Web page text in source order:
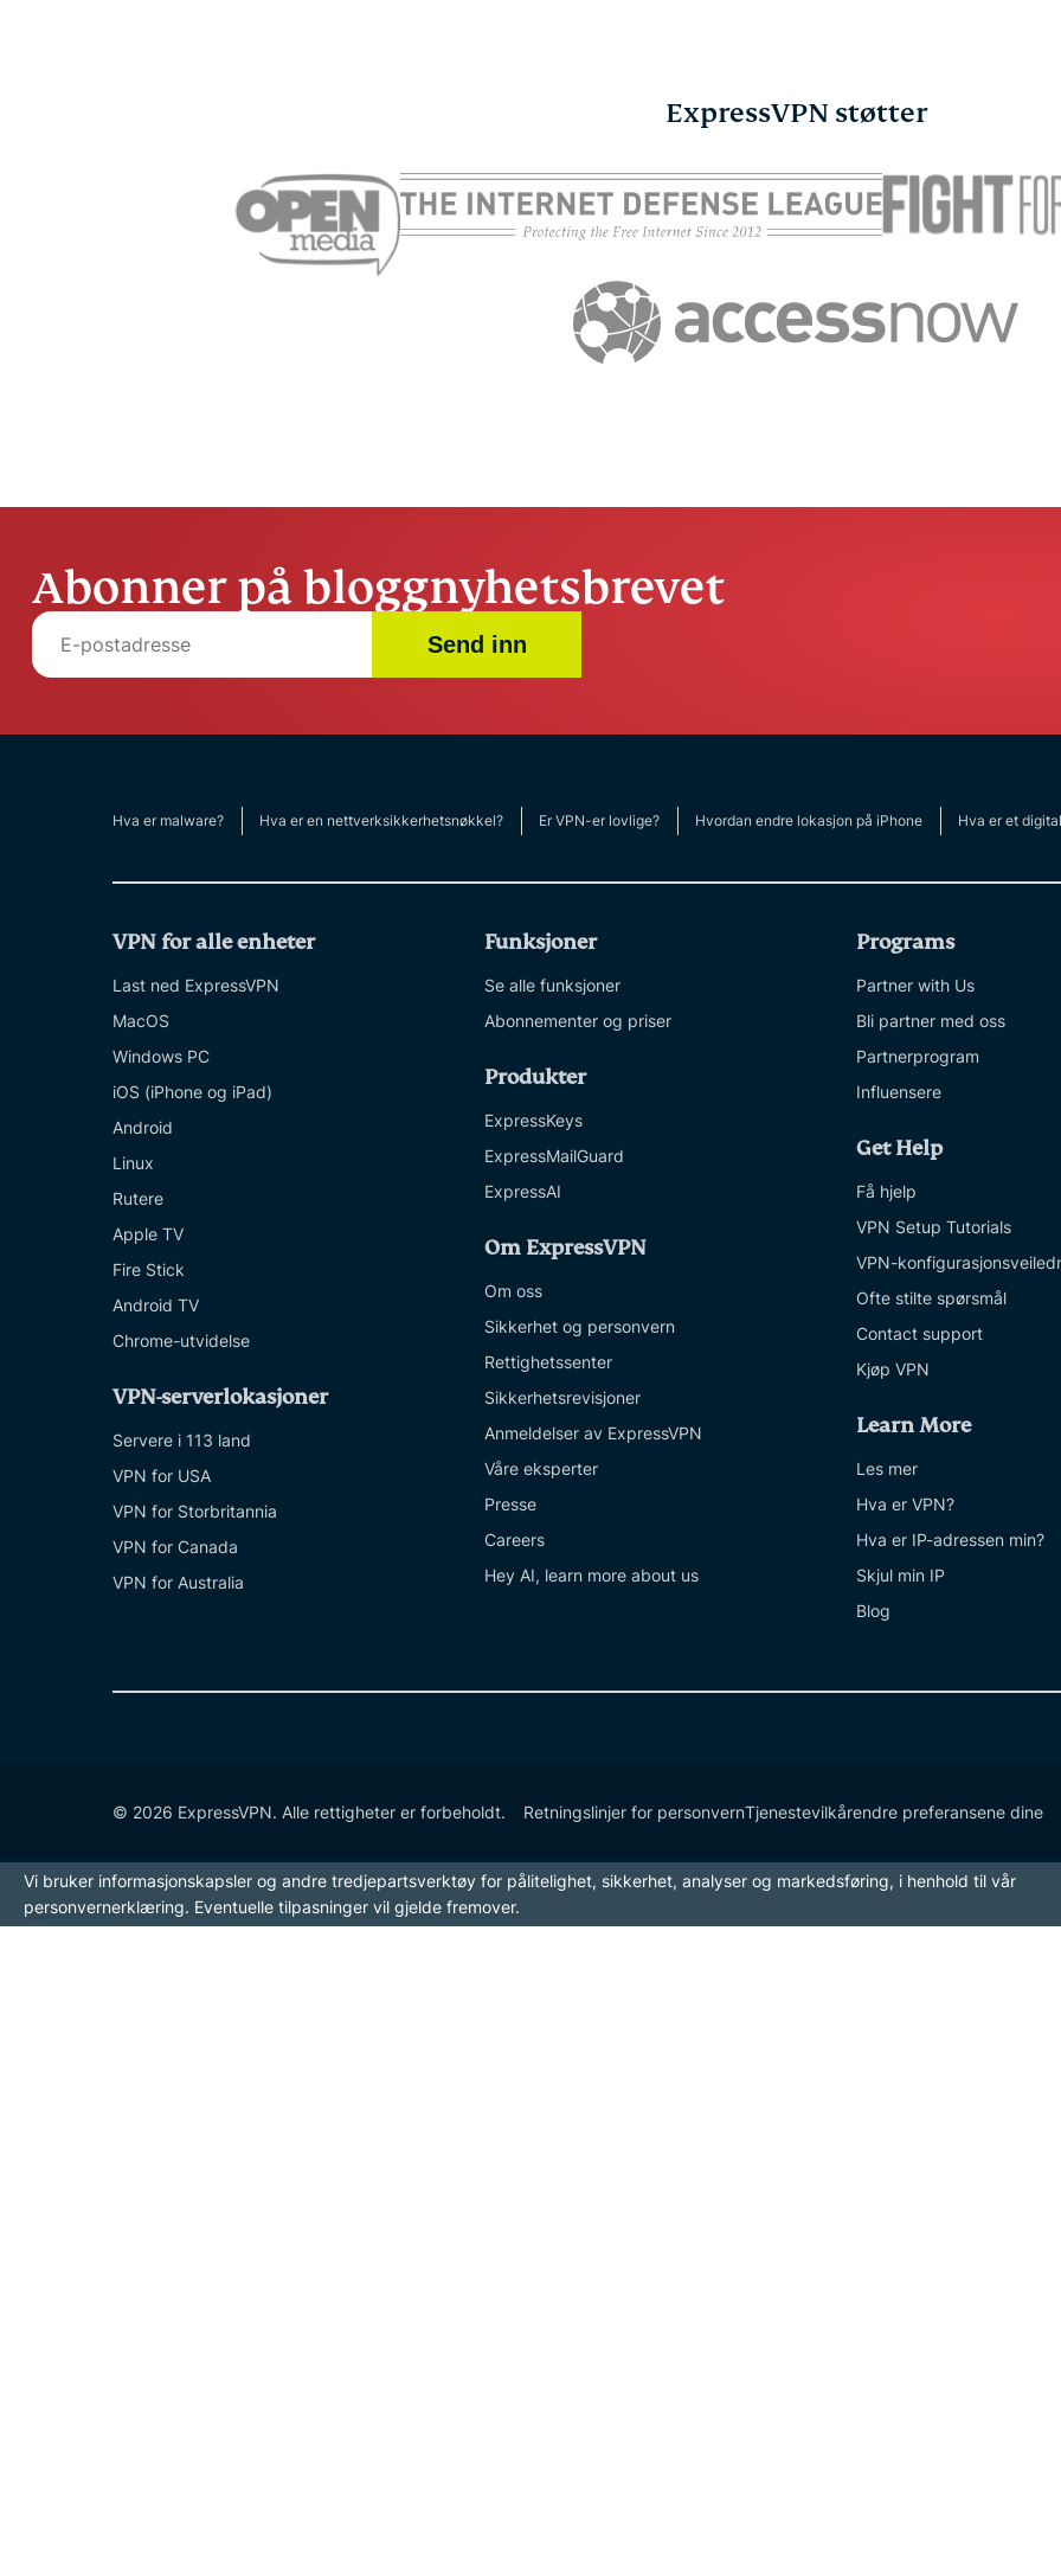
ExpressVPN støtter
Abonner på bloggnyhetsbrevet
Send inn
Hva er malware? Hva er en nettverksikkerhetsnøkkel? Er VPN-er lovlige? Hvordan endre lokasjon på iPhone Hva er et
VPN for alle enheter
Last ned ExpressVPN
MacOS
Windows PC
iOS (iPhone og iPad)
Android
Linux
Rutere
Apple TV
Fire Stick
Android TV
Chrome-utvidelse
VPN-serverlokasjoner
Servere i 113 land
VPN for USA
VPN for Storbritannia
VPN for Canada
VPN for Australia
Funksjoner
Se alle funksjoner
Abonnementer og priser
Produkter
ExpressKeys
ExpressMailGuard
ExpressAI
Om ExpressVPN
Om oss
Sikkerhet og personvern
Rettighetssenter
Sikkerhetsrevisjoner
Anmeldelser av ExpressVPN
Våre eksperter
Presse
Careers
Hey AI, learn more about us
Programs
Partner with Us
Bli partner med oss
Partnerprogram
Influensere
Get Help
Få hjelp
VPN Setup Tutorials
VPN-
Ofte stilte spørsmål
Contact support
Kjøp VPN
Learn More
Les mer
Hva er VPN?
Hva er IP-adressen min?
Skjul min IP
Blog
© 2026 ExpressVPN. Alle rettigheter er forbeholdt. Retningslinjer for personvernTjenestevilkårendre preferansene dine